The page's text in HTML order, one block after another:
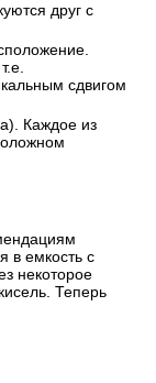
друг с
сдвигом
Каждое из
в емкость с
некоторое
Теперь